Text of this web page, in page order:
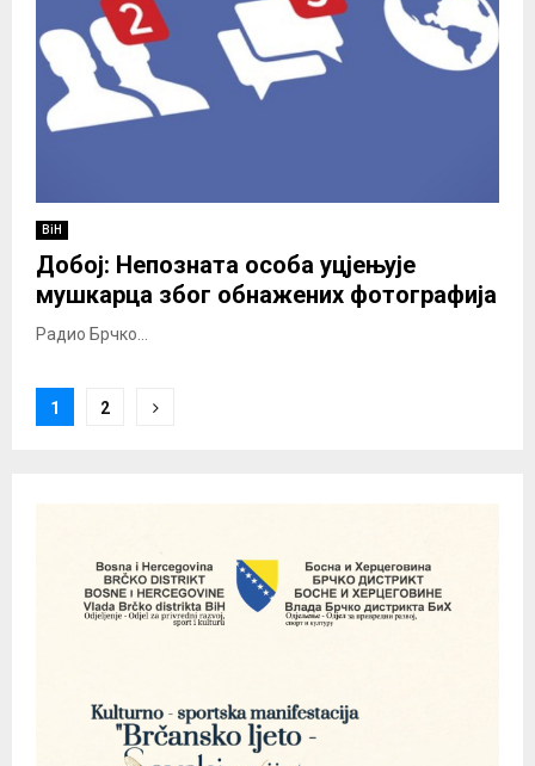
BiH
Добој: Непозната особа уцјењује
мушкарца због обнажених фотографија
Радио Брчко...
Posts
1 2